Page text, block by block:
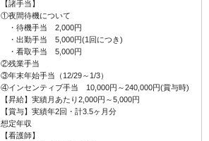
【諸手当】
①夜間待機について
・待機手当 2,000円
・出勤手当 5,000円(1回につき)
・看取手当 5,000円
②残業手当
③年末年始手当（12/29～1/3）
④インセンティブ手当 10,000円～240,000円(賞与時)
【昇給】実績月あたり2,000円～5,000円
【賞与】実績年2回・計3.5ヶ月分
想定年収
【看護師】